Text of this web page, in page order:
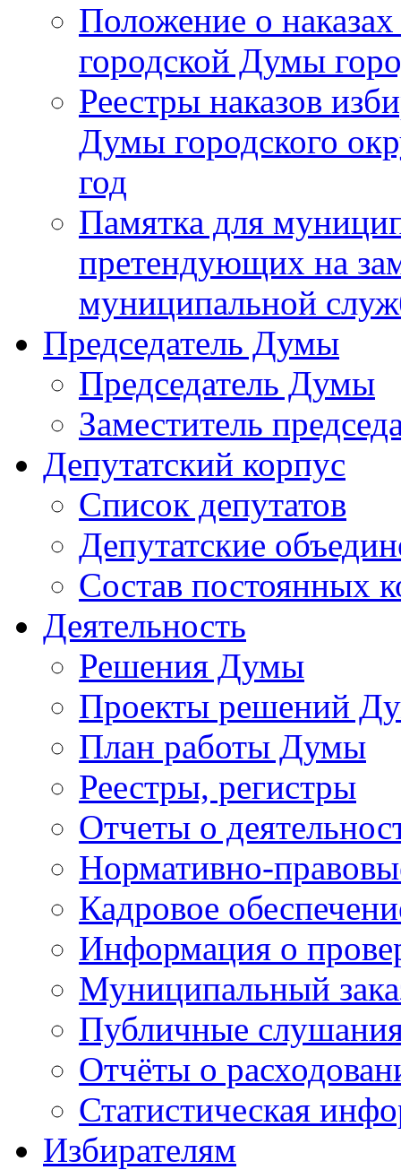
Положение о
городской Думы
Реестры наказов
Думы городского
год
Памятка для
претендующих на
муниципальной
Председатель Думы
Председатель Думы
Заместитель
Депутатский корпус
Список депутатов
Депутатские
Состав постоянных
Деятельность
Решения Думы
Проекты решений
План работы Думы
Реестры, регистры
Отчеты о
Нормативно-
Кадровое
Информация о
Муниципальный
Публичные
Отчёты о
Статистическая
Избирателям